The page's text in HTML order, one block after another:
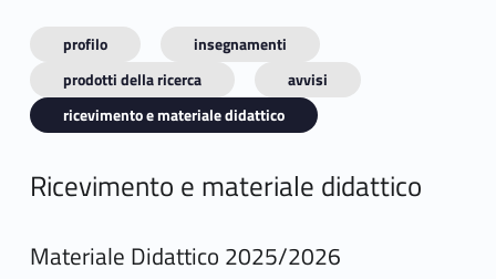
profilo
insegnamenti
prodotti della ricerca
avvisi
ricevimento e materiale didattico
Ricevimento e materiale didattico
Materiale Didattico 2025/2026